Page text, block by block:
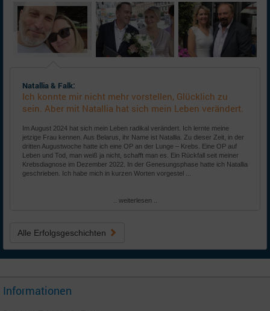
Natallia & Falk:
Ich konnte mir nicht mehr vorstellen, Glücklich zu
sein. Aber mit Natallia hat sich mein Leben verändert.
Im August 2024 hat sich mein Leben radikal verändert. Ich lernte meine
jetzige Frau kennen. Aus Belarus, ihr Name ist Natallia. Zu dieser Zeit, in der
dritten Augustwoche hatte ich eine OP an der Lunge – Krebs. Eine OP auf
Leben und Tod, man weiß ja nicht, schafft man es. Ein Rückfall seit meiner
Krebsdiagnose im Dezember 2022. In der Genesungsphase hatte ich Natallia
geschrieben. Ich habe mich in kurzen Worten vorgestel ...
.. weiterlesen ..
Alle Erfolgsgeschichten
Informationen